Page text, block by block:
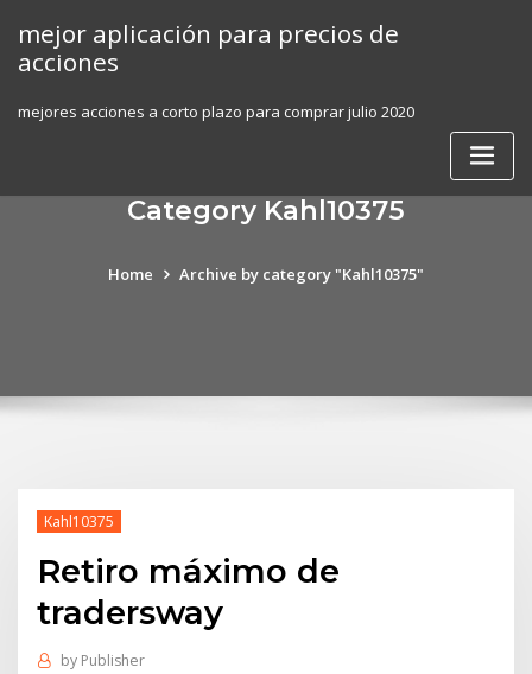
content
mejor aplicación para precios de
acciones
mejores acciones a corto plazo para comprar julio 2020
Category Kahl10375
Home Archive by category "Kahl10375"
Kahl10375
Retiro máximo de
tradersway
by Publisher